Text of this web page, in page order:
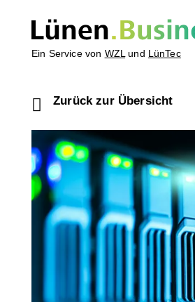
Ein Service von WZL und LünTec
Zurück zur Übersicht